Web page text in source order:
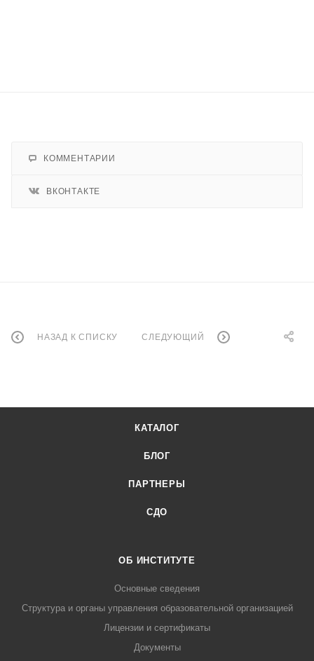
КОММЕНТАРИИ
ВКОНТАКТЕ
НАЗАД К СПИСКУ СЛЕДУЮЩИЙ
КАТАЛОГ
БЛОГ
ПАРТНЕРЫ
СДО
ОБ ИНСТИТУТЕ
Основные сведения
Структура и органы управления образовательной организацией
Лицензии и сертификаты
Документы